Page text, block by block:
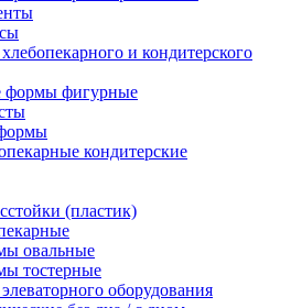
и кондитерского
формы фигурные
кондитерские
(пластик)
овальные
тостерные
оборудования